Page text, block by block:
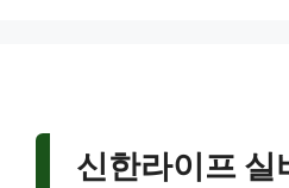
신한라이프 실